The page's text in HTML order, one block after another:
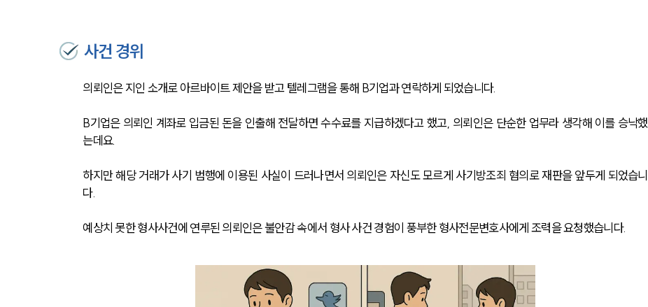
사건 경위
의뢰인은 지인 소개로 아르바이트 제안을 받고 텔레그램을 통해 B기업과 연락하게 되었습니다.
B기업은 의뢰인 계좌로 입금된 돈을 인출해 전달하면 수수료를 지급하겠다고 했고, 의뢰인은 단순한 업무라 생각해 이를 승낙했
는데요.
하지만 해당 거래가 사기 범행에 이용된 사실이 드러나면서 의뢰인은 자신도 모르게 사기방조죄 혐의로 재판을 앞두게 되었습니
다.
예상치 못한 형사사건에 연루된 의뢰인은 불안감 속에서 형사 사건 경험이 풍부한 형사전문변호사에게 조력을 요청했습니다.